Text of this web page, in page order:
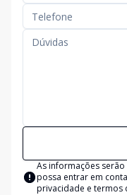
As informações
possa entrar em
privacidade e termos